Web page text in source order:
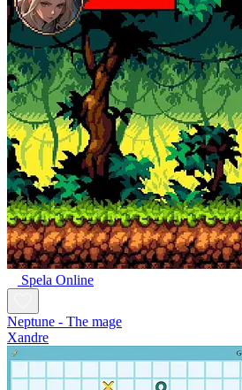
Spela Online
Neptune - The mage
Xandre